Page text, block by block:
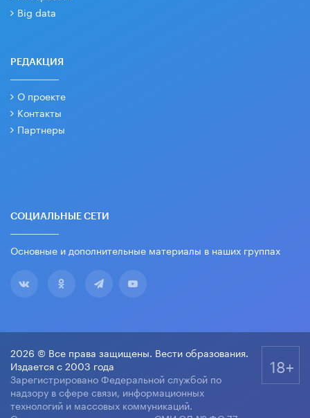
Big data
РЕДАКЦИЯ
О проекте
Контакты
Партнеры
СОЦИАЛЬНЫЕ СЕТИ
Основные и дополнительные материалы в наших группах
2026 © Все права защищены. Вести образования.
Издается с 2003 года
Зарегистрировано Федеральной службой по
надзору в сфере связи, информационных
технологий и массовых коммуникаций.
18+